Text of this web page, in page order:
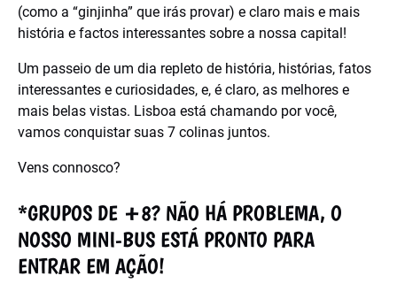
(como a “ginjinha” que irás provar) e claro mais e mais
história e factos interessantes sobre a nossa capital!
Um passeio de um dia repleto de história, histórias, fatos
interessantes e curiosidades, e, é claro, as melhores e
mais belas vistas. Lisboa está chamando por você,
vamos conquistar suas 7 colinas juntos.
Vens connosco?
*GRUPOS DE +8? NÃO HÁ PROBLEMA, O
NOSSO MINI-BUS ESTÁ PRONTO PARA
ENTRAR EM AÇÃO!